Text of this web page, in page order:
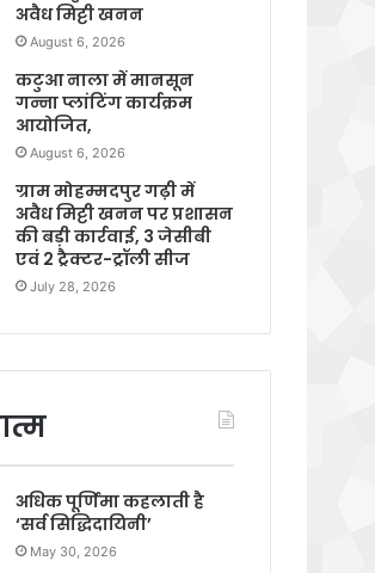
अवैध मिट्टी खनन
August 6, 2026
कटुआ नाला में मानसून
गन्ना प्लांटिंग कार्यक्रम
आयोजित,
August 6, 2026
ग्राम मोहम्मदपुर गढ़ी में
अवैध मिट्टी खनन पर प्रशासन
की बड़ी कार्रवाई, 3 जेसीबी
एवं 2 ट्रैक्टर-ट्रॉली सीज
July 28, 2026
अधिक पूर्णिमा कहलाती है
‘सर्व सिद्धिदायिनी’
May 30, 2026